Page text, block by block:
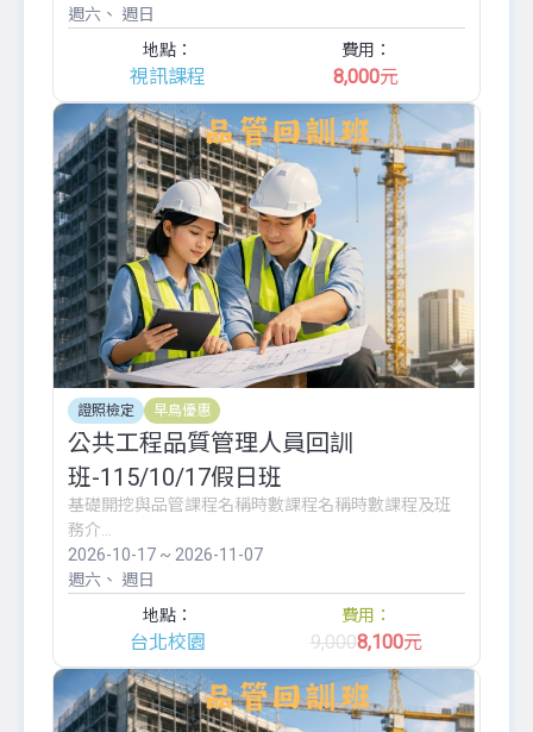
週六
週日
地點：
視訊課程
費用：
8,000元
證照檢定 早鳥優惠
公共工程品質管理人員回訓
班-115/10/17假日班
基礎開挖與品管課程名稱時數課程名稱時數課程及班
務介...
2026-10-17 ~ 2026-11-07
週六
週日
地點：
台北校園
費用：
9,0008,100元